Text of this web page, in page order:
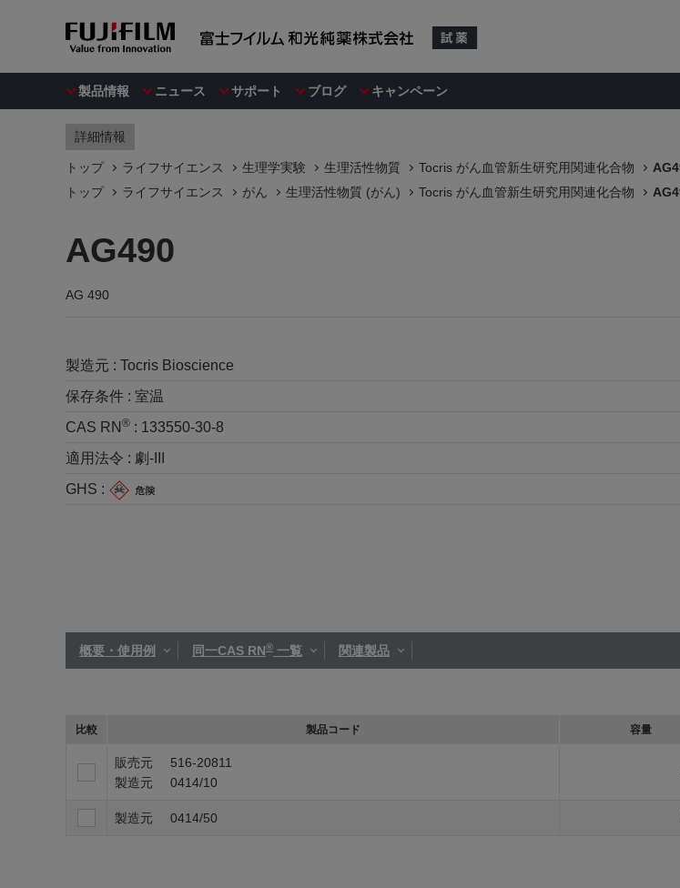
製品情報 ニュース サポート ブログ キャンペーン
詳細情報
トップ ライフサイエンス 生理学実験 生理活性物質 Tocris がん血管新生研究用関連化合物
トップ
ライフサイエンス がん 生理活性物質 (がん) Tocris がん血管新生研究用関連化合物
AG490
AG 490
製造元 : Tocris Bioscience
保存条件 : 室温
CAS RN ® : 133550-30-8
適用法令 : 劇-III
GHS :
概要・使用例 同一CAS RN® 一覧 関連製品
比較 製品コード 容量
販売元
516-20811
製造元
0414/10
製造元 0414/50